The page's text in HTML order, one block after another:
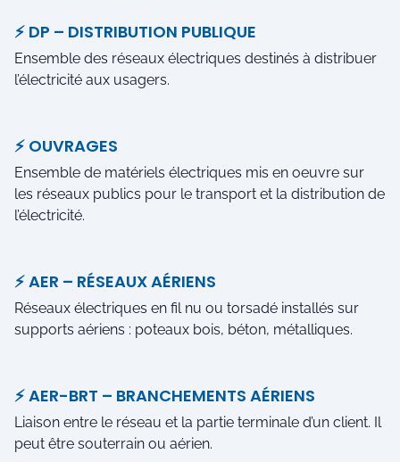
⚡ DP – DISTRIBUTION PUBLIQUE
Ensemble des réseaux électriques destinés à distribuer
l’électricité aux usagers.
⚡ OUVRAGES
Ensemble de matériels électriques mis en oeuvre sur
les réseaux publics pour le transport et la distribution de
l’électricité.
⚡ AER – RÉSEAUX AÉRIENS
Réseaux électriques en fil nu ou torsadé installés sur
supports aériens : poteaux bois, béton, métalliques.
⚡ AER-BRT – BRANCHEMENTS AÉRIENS
Liaison entre le réseau et la partie terminale d’un client. Il
peut être souterrain ou aérien.